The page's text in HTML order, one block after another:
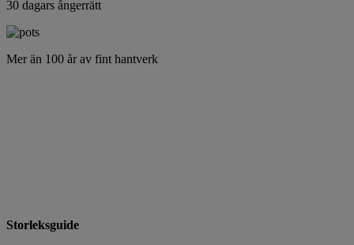
30 dagars ångerrätt
Mer än 100 år av fint hantverk
Storleksguide